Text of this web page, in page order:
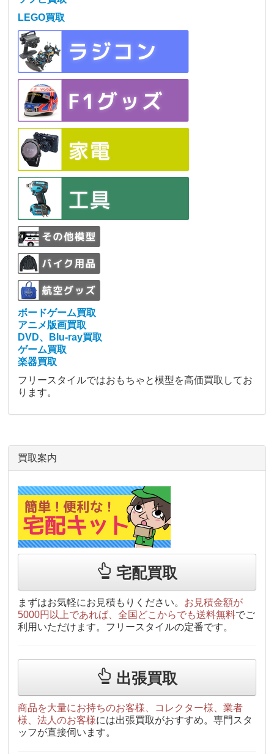
LEGO買取
ボードゲーム買取
アニメ版画買取
DVD、Blu-ray買取
ゲーム買取
楽器買取
フリースタイルではおもちゃと模型を高価買取してお
ります。
買取案内
宅配買取
まずはお気軽にお見積もりください。 お見積金額が
5000円以上であれば、全国どこからでも送料無料でご
利用いただけます。フリースタイルの定番です。
出張買取
商品を大量にお持ちのお客様、コレクター様、業者
様、法人のお客様には出張買取がおすすめ。専門スタ
ッフが直接伺います。